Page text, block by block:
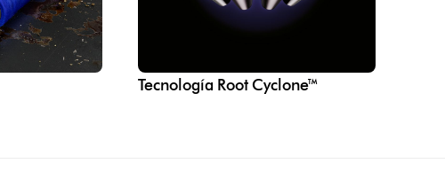
Tecnología Root Cyclone™